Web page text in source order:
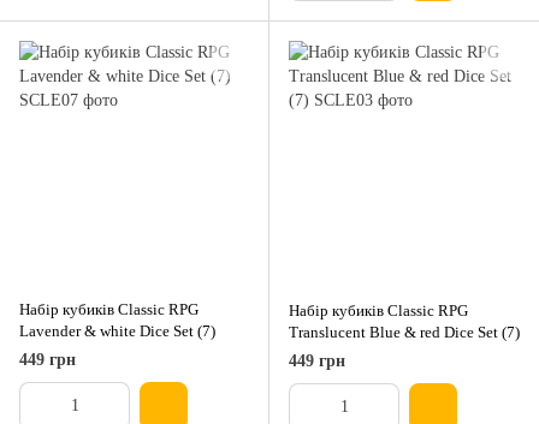
Набір кубиків Classic RPG
Lavender & white Dice Set (7)
449 грн
Набір кубиків Classic RPG
Translucent Blue & red Dice Set (7)
449 грн